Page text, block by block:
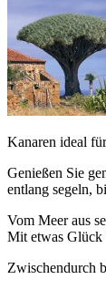
Kanaren ideal
Genießen Sie
entlang segeln,
Vom Meer aus
Mit etwas Glück
Zwischendurch